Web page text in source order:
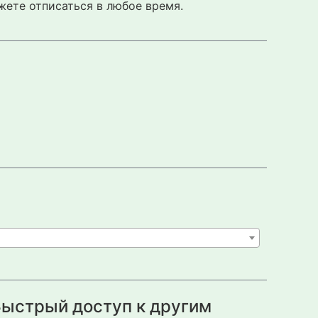
отписаться в любое время.
доступ к другим